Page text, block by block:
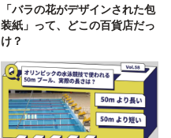
「バラの花がデザインされた包
装紙」って、どこの百貨店だっ
け？